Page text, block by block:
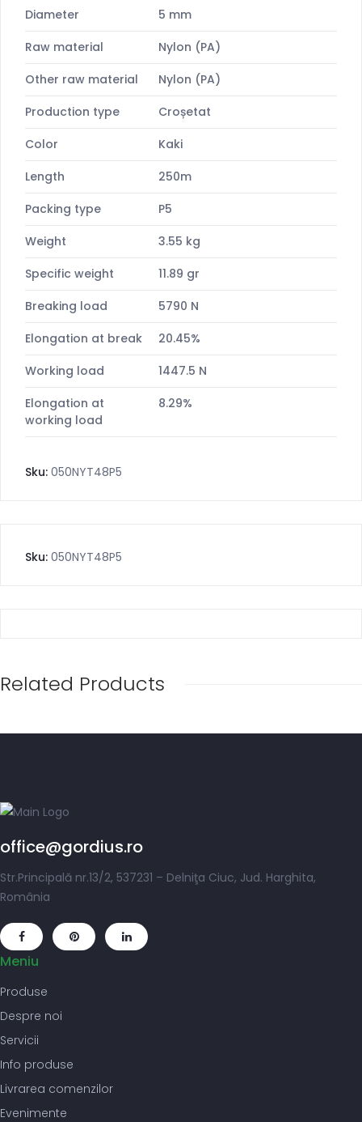
Diameter
5 mm
Raw material
Nylon (PA)
Other raw material
Nylon (PA)
Production type
Croșetat
Color
Kaki
Length
250m
Packing type
P5
Weight
3.55 kg
Specific weight
11.89 gr
Breaking load
5790 N
Elongation at break
20.45%
Working load
1447.5 N
Elongation at
working load
8.29%
Sku: 050NYT48P5
Sku: 050NYT48P5
Related Products
office@gordius.ro
Str.Principală nr.13/2, 537231 – Delniţa Ciuc, Jud. Harghita,
România
Meniu
Produse
Despre noi
Servicii
Info produse
Livrarea comenzilor
Evenimente